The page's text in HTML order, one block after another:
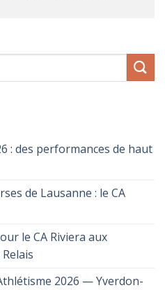
: des performances de haut
de Lausanne : le CA
le CA Riviera aux
2026 — Yverdon-